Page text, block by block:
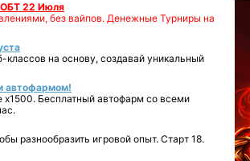
22 Июля
без вайпов. Денежные Турниры на
на основу, создавай уникальный
автофармом!
Бесплатный автофарм со всеми
разнообразить игровой опыт. Старт 18.